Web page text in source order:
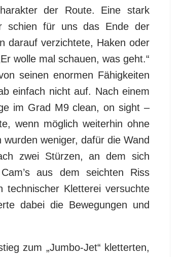
der Route. Eine stark
schien für uns das Ende der
darauf verzichtete, Haken oder
wolle mal schauen, was geht.“
seinen enormen Fähigkeiten
einfach nicht auf. Nach einem
im Grad M9 clean, on sight –
wenn möglich weiterhin ohne
weniger, dafür die Wand
zwei Stürzen, an dem sich
aus dem seichten Riss
technischer Kletterei versuchte
dabei die Bewegungen und
zum „Jumbo-Jet“ kletterten,